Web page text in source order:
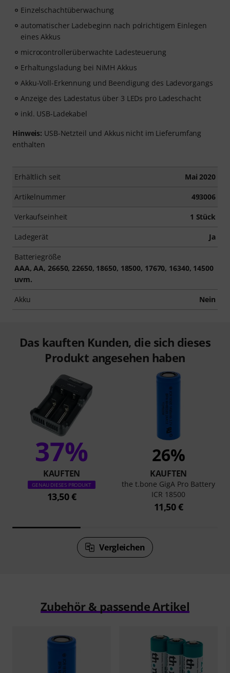
Einzelschachtüberwachung
automatischer Ladebeginn nach polrichtigem Einlegen
eines Akkus
microcontrollerüberwachte Ladesteuerung
Erhaltungsladung bei NiMH Akkus
Akku-Voll-Erkennung und Beendigung des Ladevorgangs
Anzeige des Ladestatus über 3 LEDs pro Ladeschacht
inkl. USB-Ladekabel
Hinweis: USB-Netzteil und Akkus nicht im Lieferumfang
enthalten
Erhältlich seit Mai 2020
Artikelnummer 493006
Verkaufseinheit 1 Stück
Ladegerät Ja
Batteriegröße
AAA, AA, 26650, 22650, 18650, 18500, 17670, 16340, 14500
uvm.
Akku Nein
Das kauften Kunden, die sich dieses
Produkt angesehen haben
37%
KAUFTEN
GENAU DIESES PRODUKT
13,50 €
26%
KAUFTEN
the t.bone GigA Pro Battery
ICR 18500
11,50 €
Vergleichen
Zubehör & passende Artikel